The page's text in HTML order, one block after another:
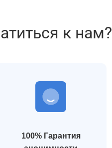
к нам?
100% Гарантия